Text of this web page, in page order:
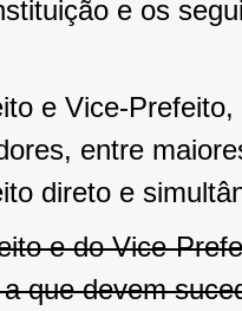
e os
e Vice-
entre
direto e
e do Vice-
que devem